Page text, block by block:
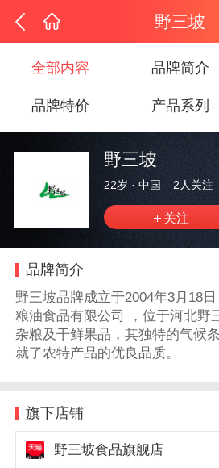
野三坡
全部内容 品牌简介
品牌特价 产品系列
野三坡
22岁 · 中国 2 人关注
品牌简介
野三坡品牌成立于2004年3月18
粮油食品有限公司 ，位于河北野
杂粮及干鲜果品，其独特的气候
就了农特产品的优良品质。
旗下店铺
野三坡食品旗舰店